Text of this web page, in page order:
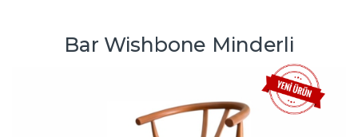
Bar Wishbone Minderli